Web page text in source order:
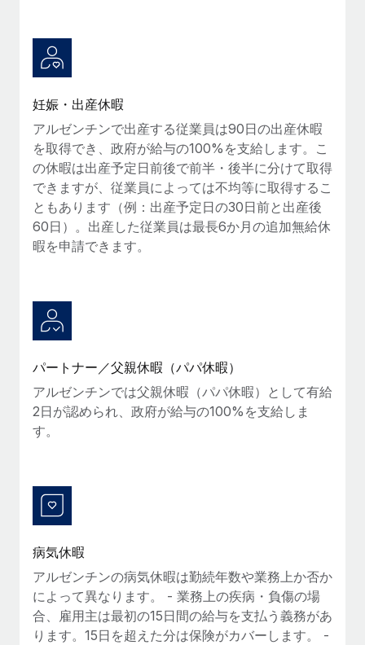
妊娠・出産休暇
アルゼンチンで出産する従業員は90日の出産休暇
を取得でき、政府が給与の100%を支給します。こ
の休暇は出産予定日前後で前半・後半に分けて取得
できますが、従業員によっては不均等に取得するこ
ともあります（例：出産予定日の30日前と出産後
60日）。出産した従業員は最長6か月の追加無給休
暇を申請できます。
パートナー／父親休暇（パパ休暇）
アルゼンチンでは父親休暇（パパ休暇）として有給
2日が認められ、政府が給与の100%を支給しま
す。
病気休暇
アルゼンチンの病気休暇は勤続年数や業務上か否か
によって異なります。 - 業務上の疾病・負傷の場
合、雇用主は最初の15日間の給与を支払う義務があ
ります。15日を超えた分は保険がカバーします。 -